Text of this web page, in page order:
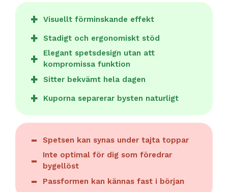
Visuellt förminskande effekt
Stadigt och ergonomiskt stöd
Elegant spetsdesign utan att
kompromissa funktion
Sitter bekvämt hela dagen
Kuporna separerar bysten naturligt
Spetsen kan synas under tajta toppar
Inte optimal för dig som föredrar
bygellöst
Passformen kan kännas fast i början